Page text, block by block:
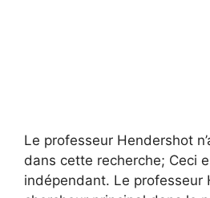
Le professeur Hendershot
dans cette recherche; Ceci
indépendant. Le professeur